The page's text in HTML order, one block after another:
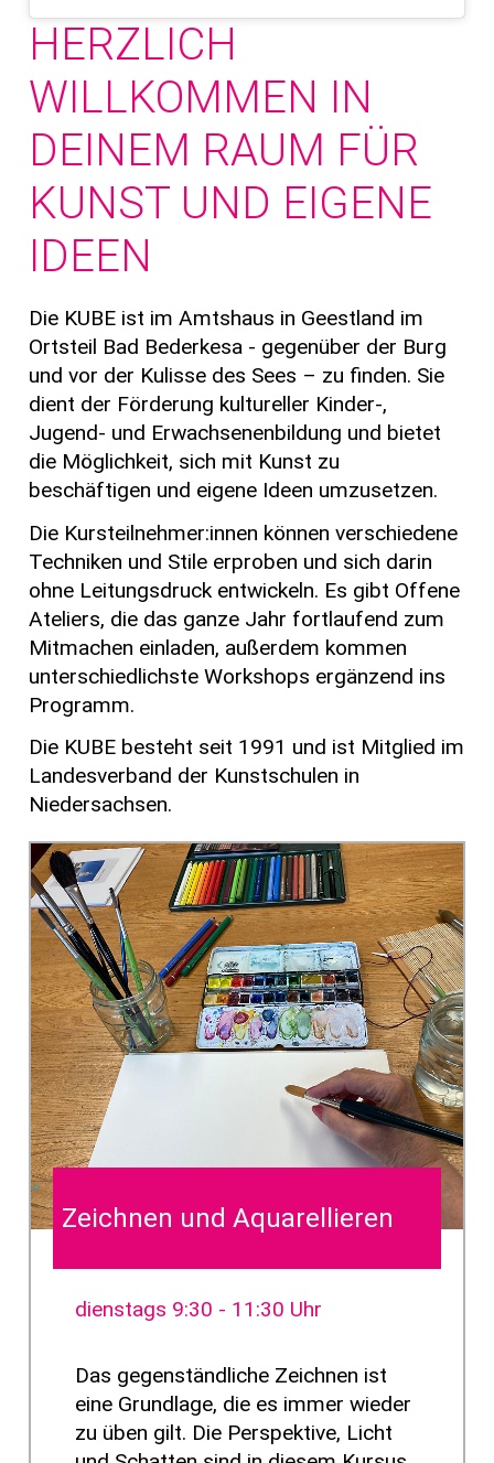
HERZLICH
WILLKOMMEN IN
DEINEM RAUM FÜR
KUNST UND EIGENE
IDEEN
Die KUBE ist im Amtshaus in Geestland im
Ortsteil Bad Bederkesa - gegenüber der Burg
und vor der Kulisse des Sees – zu finden. Sie
dient der Förderung kultureller Kinder-,
Jugend- und Erwachsenenbildung und bietet
die Möglichkeit, sich mit Kunst zu
beschäftigen und eigene Ideen umzusetzen.
Die Kursteilnehmer:innen können verschiedene
Techniken und Stile erproben und sich darin
ohne Leitungsdruck entwickeln. Es gibt Offene
Ateliers, die das ganze Jahr fortlaufend zum
Mitmachen einladen, außerdem kommen
unterschiedlichste Workshops ergänzend ins
Programm.
Die KUBE besteht seit 1991 und ist Mitglied im
Landesverband der Kunstschulen in
Niedersachsen.
Zeichnen und Aquarellieren
dienstags 9:30 - 11:30 Uhr
Das gegenständliche Zeichnen ist
eine Grundlage, die es immer wieder
zu üben gilt. Die Perspektive, Licht